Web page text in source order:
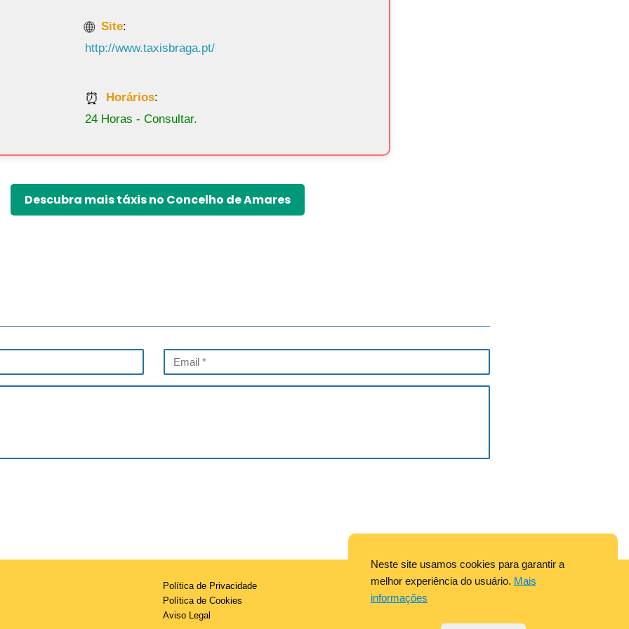
Site:
http://www.taxisbraga.pt/
Horários:
24 Horas - Consultar.
Descubra mais táxis no Concelho de Amares
Neste site usamos cookies para garantir a
melhor experiência do usuário. Mais
informações